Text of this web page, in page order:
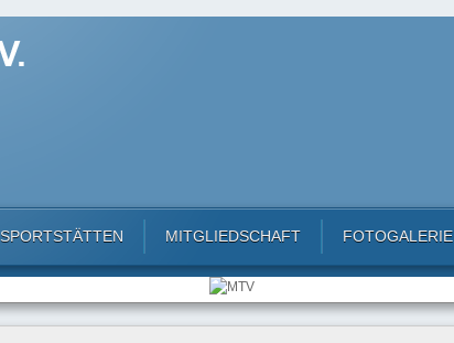
SPORTSTÄTTEN MITGLIEDSCHAFT FOTOGALERIE